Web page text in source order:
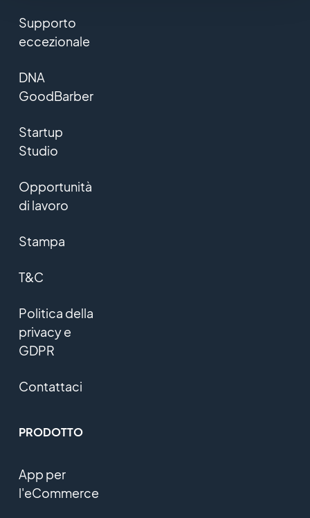
Supporto
eccezionale
DNA
GoodBarber
Startup
Studio
Opportunità
di lavoro
Stampa
T&C
Politica della
privacy e
GDPR
Contattaci
PRODOTTO
App per
l'eCommerce